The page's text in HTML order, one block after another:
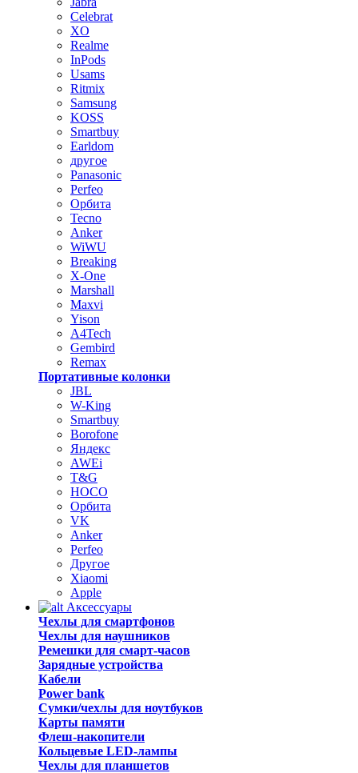
Celebrat
XO
Realme
InPods
Usams
Ritmix
Samsung
KOSS
Smartbuy
Earldom
другое
Panasonic
Perfeo
Орбита
Tecno
Anker
WiWU
Breaking
X-One
Marshall
Maxvi
Yison
A4Tech
Gembird
Remax
Портативные колонки
JBL
W-King
Smartbuy
Borofone
Яндекс
AWEi
T&G
HOCO
Орбита
VK
Anker
Perfeo
Другое
Xiaomi
Apple
Аксессуары
Чехлы для смартфонов
Чехлы для наушников
Ремешки для смарт-часов
Зарядные устройства
Кабели
Power bank
Сумки/чехлы для ноутбуков
Карты памяти
Флеш-накопители
Кольцевые LED-лампы
Чехлы для планшетов